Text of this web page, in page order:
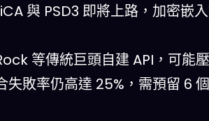
與 PSD3 即將上路，加密嵌
等傳統巨頭自建 API，可能
失敗率仍高達 25%，需預留 6